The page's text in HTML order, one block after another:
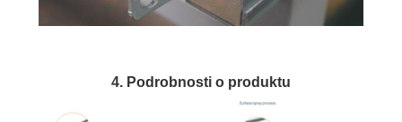
4. Podrobnosti o produktu